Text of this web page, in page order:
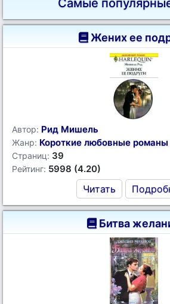
Самые
Жених ее
Автор: Рид Мишель
Жанр: Короткие любовные романы
Страниц: 39
Рейтинг: 5998 (4.20)
Читать
Битва